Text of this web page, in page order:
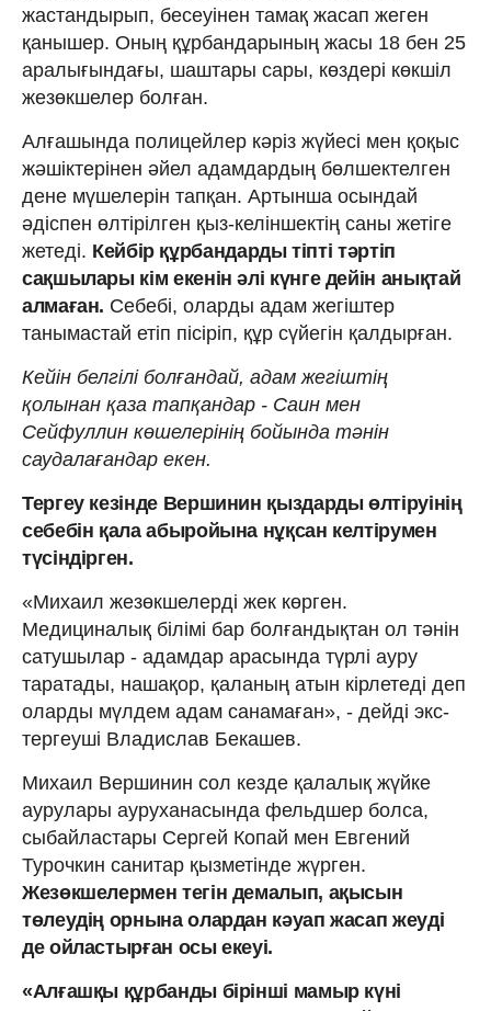
жастандырып, бесеуінен тамақ жасап жеген
қанышер. Оның құрбандарының жасы 18 бен 25
аралығындағы, шаштары сары, көздері көкшіл
жезөкшелер болған.
Алғашында полицейлер кәріз жүйесі мен қоқыс
жәшіктерінен әйел адамдардың бөлшектелген
дене мүшелерін тапқан. Артынша осындай
әдіспен өлтірілген қыз-келіншектің саны жетіге
жетеді. Кейбір құрбандарды тіпті тәртіп
сақшылары кім екенін әлі күнге дейін анықтай
алмаған. Себебі, оларды адам жегіштер
танымастай етіп пісіріп, құр сүйегін қалдырған.
Кейін белгілі болғандай, адам жегіштің
қолынан қаза тапқандар - Саин мен
Сейфуллин көшелерінің бойында тәнін
саудалағандар екен.
Тергеу кезінде Вершинин қыздарды өлтіруінің
себебін қала абыройына нұқсан келтірумен
түсіндірген.
«Михаил жезөкшелерді жек көрген.
Медициналық білімі бар болғандықтан ол тәнін
сатушылар - адамдар арасында түрлі ауру
таратады, нашақор, қаланың атын кірлетеді деп
оларды мүлдем адам санамаған», - дейді экс-
тергеуші Владислав Бекашев.
Михаил Вершинин сол кезде қалалық жүйке
аурулары ауруханасында фельдшер болса,
сыбайластары Сергей Копай мен Евгений
Турочкин санитар қызметінде жүрген.
Жезөкшелермен тегін демалып, ақысын
төлеудің орнына олардан кәуап жасап жеуді
де ойластырған осы екеуі.
«Алғашқы құрбанды бірінші мамыр күні